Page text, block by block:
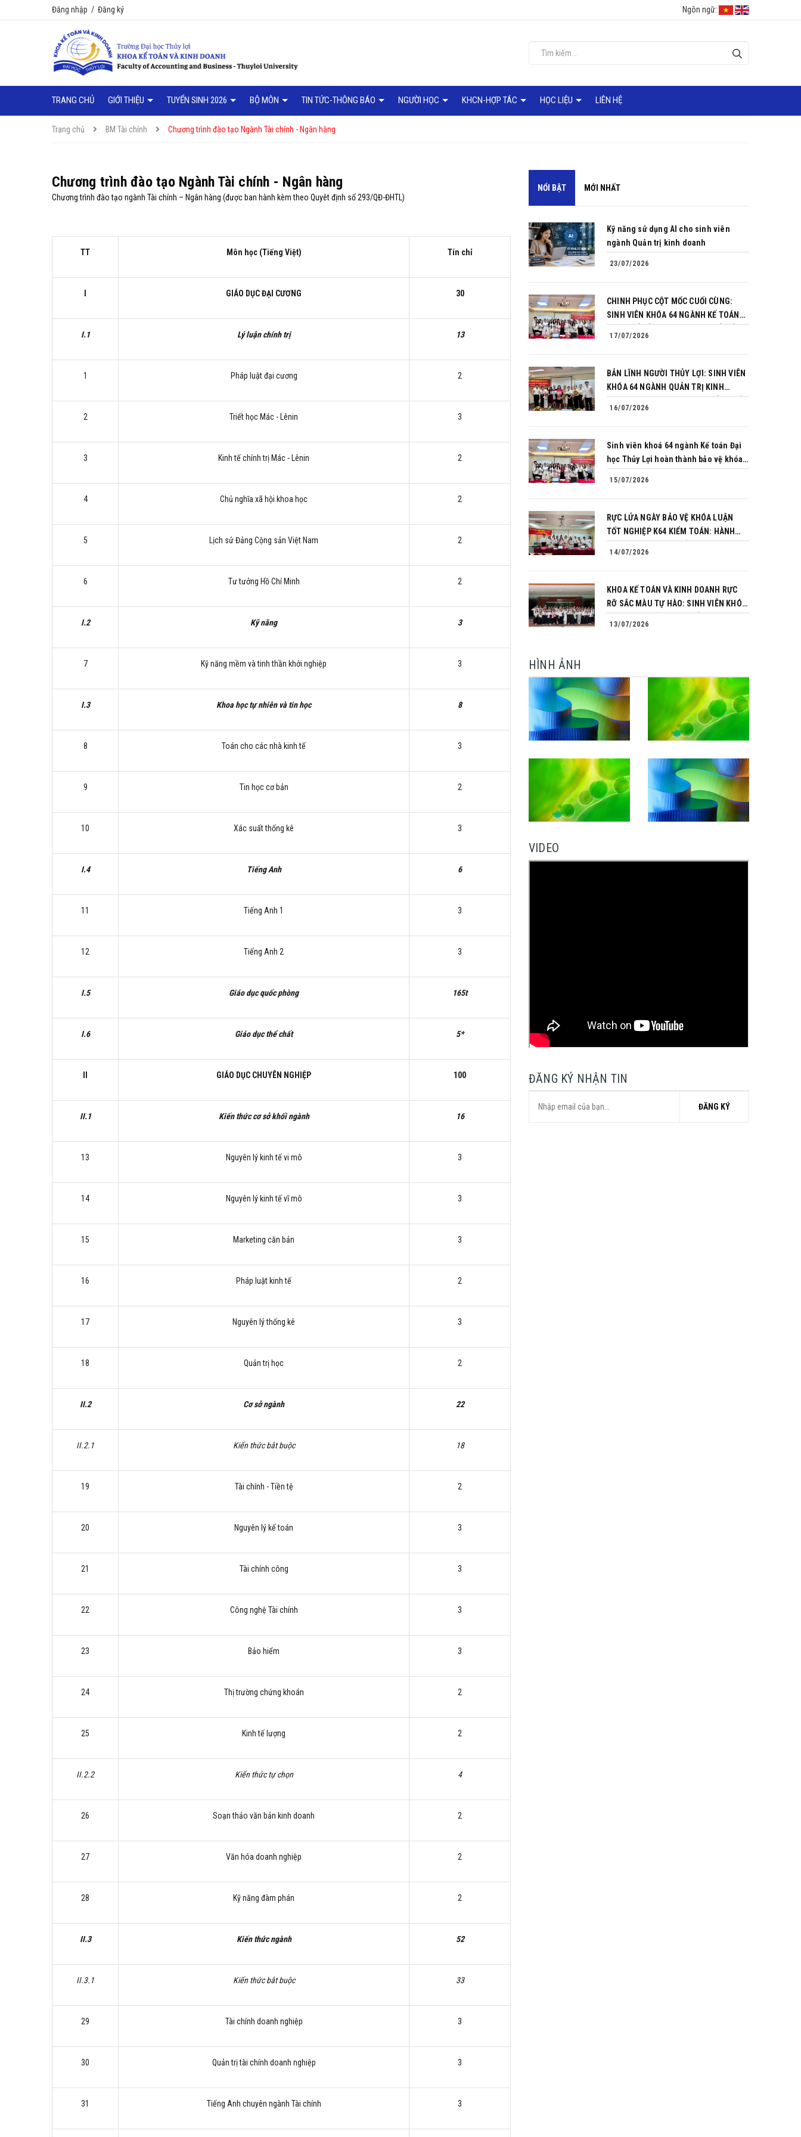
Đăng nhập / Đăng ký Ngôn ngữ:
TRANG CHỦ GIỚI THIỆU TUYỂN SINH 2026 BỘ MÔN TIN TỨC-THÔNG BÁO NGƯỜI HỌC KHCN-HỢP TÁC HỌC LIỆU LIÊN HỆ
Trang chủ BM Tài chính Chương trình đào tạo Ngành Tài chính - Ngân hàng
Chương trình đào tạo Ngành Tài chính - Ngân hàng
Chương trình đào tạo ngành Tài chính – Ngân hàng (được ban hành kèm theo Quyêt định số 293/QĐ-ĐHTL)
TT Môn học (Tiếng Việt) Tín chỉ
GIÁO DỤC ĐẠI CƯƠNG 30
I.1 Lý luận chính trị 13
1 Pháp luật đại cương 2
2 Triết học Mác - Lênin 3
3 Kinh tế chính trị Mác - Lênin 2
4 Chủ nghĩa xã hội khoa học 2
5 Lịch sử Đảng Cộng sản Việt Nam 2
6 Tư tưởng Hồ Chí Minh 2
I.2 Kỹ năng 3
7 Kỹ năng mềm và tinh thần khởi nghiệp 3
I.3 Khoa học tự nhiên và tin học 8
8 Toán cho các nhà kinh tế 3
9 Tin học cơ bản 2
10 Xác suất thống kê 3
I.4 Tiếng Anh 6
11 Tiếng Anh 1 3
12 Tiếng Anh 2 3
I.5 Giáo dục quốc phòng 165t
I.6 Giáo dục thể chất 5*
GIÁO DỤC CHUYÊN NGHIỆP 100
II.1 Kiến thức cơ sở khối ngành 16
13 Nguyên lý kinh tế vi mô 3
14 Nguyên lý kinh tế vĩ mô 3
15 Marketing căn bản 3
16 Pháp luật kinh tế 2
17 Nguyên lý thống kê 3
18 Quản trị học 2
II.2 Cơ sở ngành 22
II.2.1 Kiến thức bắt buộc 18
19 Tài chính - Tiền tệ 2
20 Nguyên lý kế toán 3
21 Tài chính công 3
22 Công nghệ Tài chính 3
23 Bảo hiểm 3
24 Thị trường chứng khoán 2
25 Kinh tế lượng 2
II.2.2 Kiến thức tự chọn 4
26 Soạn thảo văn bản kinh doanh 2
27 Văn hóa doanh nghiệp 2
28 Kỹ năng đàm phán 2
II.3 Kiến thức ngành 52
II.3.1 Kiến thức bắt buộc 33
29 Tài chính doanh nghiệp 3
30 Quản trị tài chính doanh nghiệp 3
31 Tiếng Anh chuyên ngành Tài chính 3
NỔI BẬT MỚI NHẤT
Kỹ năng sử dụng AI cho sinh viên
ngành Quản trị kinh doanh
23/07/2026
CHINH PHỤC CỘT MỐC CUỐI CÙNG:
SINH VIÊN KHÓA 64 NGÀNH KẾ TOÁN
17/07/2026
BẢN LĨNH NGƯỜI THỦY LỢI: SINH VIÊN
KHÓA 64 NGÀNH QUẢN TRỊ KINH
16/07/2026
Sinh viên khoá 64 ngành Kế toán Đại
học Thủy Lợi hoàn thành bảo vệ khóa
15/07/2026
RỰC LỬA NGÀY BẢO VỆ KHÓA LUẬN
TỐT NGHIỆP K64 KIỂM TOÁN: HÀNH
14/07/2026
KHOA KẾ TOÁN VÀ KINH DOANH RỰC
RỠ SẮC MÀU TỰ HÀO: SINH VIÊN KHÓA
13/07/2026
HÌNH ẢNH
VIDEO
ĐĂNG KÝ NHẬN TIN
ĐĂNG KÝ